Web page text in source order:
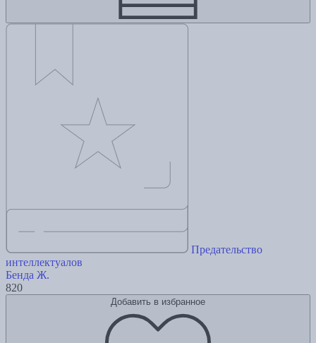
Предательство
интеллектуалов
Бенда Ж.
820
Добавить в избранное